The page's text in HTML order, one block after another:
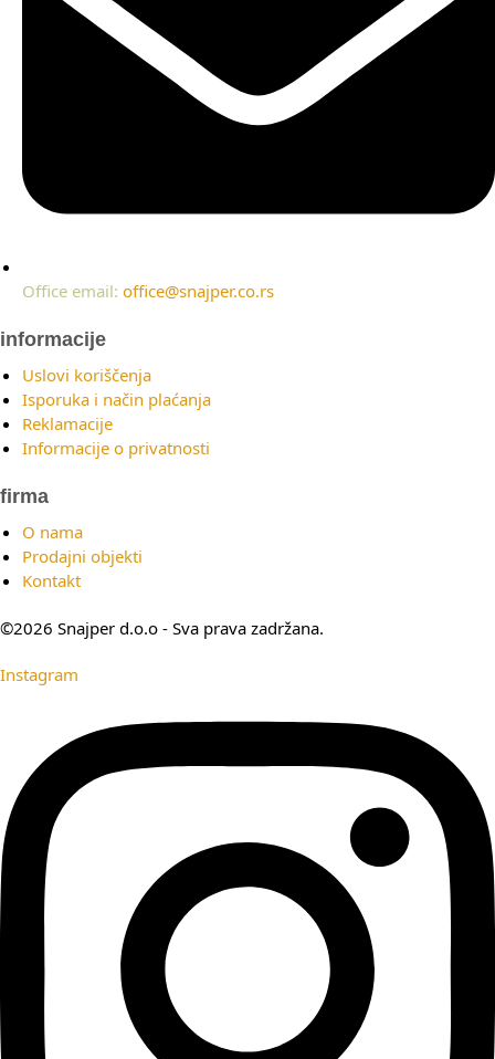
Office email: office@snajper.co.rs
informacije
Uslovi koriščenja
Isporuka i način plaćanja
Reklamacije
Informacije o privatnosti
firma
O nama
Prodajni objekti
Kontakt
©2026 Snajper d.o.o - Sva prava zadržana.
Instagram